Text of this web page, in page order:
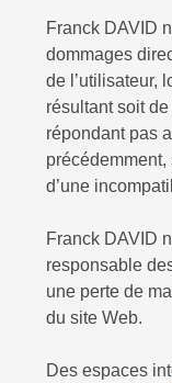
Franck DAVID
dommages
de l’utilisateur,
résultant soit
répondant pas
précédemment,
d’une
Franck DAVID
responsable
une perte de
du site Web.
Des espaces